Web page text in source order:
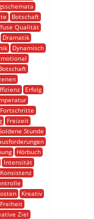
Botschaft
Qualität
Dramatik
Dynamisch
Erfolg
Fortschritte
Freizeit
Stunde
Hörbuch
Intensität
Konsistenz
Kreativ
Ziel